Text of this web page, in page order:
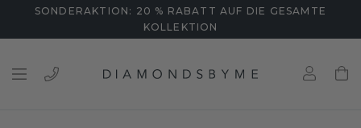
SONDERAKTION: 20 % RABATT AUF DIE GESAMTE
KOLLEKTION